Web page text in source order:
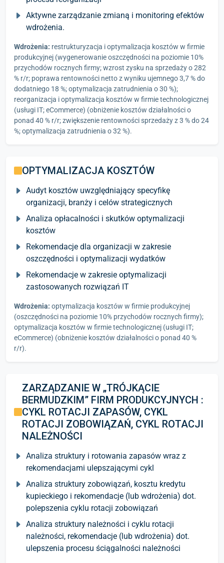
Aktywne zarządzanie zmianą i monitoring efektów
wdrożenia.
Wdrożenia: restrukturyzacja i optymalizacja kosztów w firmie
produkcyjnej (wygenerowanie oszczędności na poziomie 10%
przychodów rocznych firmy; wzrost zysku na sprzedaży o 282
% r/r; poprawa rentowności netto z wyniku ujemnego 3,7 % do
dodatniego 18 %; optymalizacja zatrudnienia o 30 %);
reorganizacja i optymalizacja kosztów w firmie technologicznej
(usługi IT; eCommerce) (obniżenie kosztów działalności o
ponad 40 % r/r; zwiększenie rentowności sprzedaży z 3 % do 24
%; optymalizacja zatrudnienia o 32 %).
OPTYMALIZACJA KOSZTÓW
Audyt kosztów uwzględniający specyfikę
organizacji, branży i celów strategicznych
Analiza opłacalności i skutków optymalizacji
kosztów
Rekomendacje dla organizacji w zakresie
oszczędności i optymalizacji wydatków
Rekomendacje w zakresie optymalizacji
zastosowanych rozwiązań IT
Wdrożenia: optymalizacja kosztów w firmie produkcyjnej
(oszczędności na poziomie 10% przychodów rocznych firmy);
optymalizacja kosztów w firmie technologicznej (usługi IT;
eCommerce) (obniżenie kosztów działalności o ponad 40 %
r/r).
ZARZĄDZANIE W „TRÓJKĄCIE
BERMUDZKIM” FIRM PRODUKCYJNYCH :
CYKL ROTACJI ZAPASÓW, CYKL
ROTACJI ZOBOWIĄZAŃ, CYKL ROTACJI
NALEŻNOŚCI
Analiza struktury i rotowania zapasów wraz z
rekomendacjami ulepszającymi cykl
Analiza struktury zobowiązań, kosztu kredytu
kupieckiego i rekomendacje (lub wdrożenia) dot.
polepszenia cyklu rotacji zobowiązań
Analiza struktury należności i cyklu rotacji
należności, rekomendacje (lub wdrożenia) dot.
ulepszenia procesu ściągalności należności